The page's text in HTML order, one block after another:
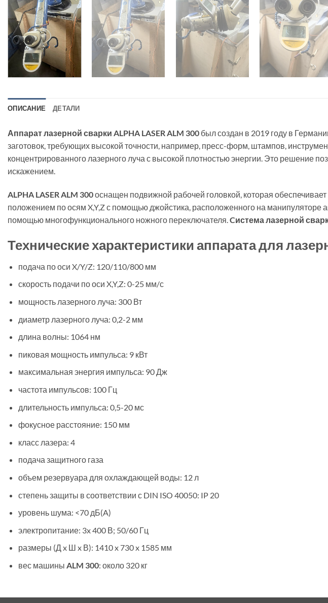
ОПИСАНИЕ ДЕТАЛИ
Аппарат лазерной сварки ALPHA LASER ALM 300 был создан в 2019 году в
заготовок, требующих высокой точности, например, пресс-форм, штампов,
концентрированного лазерного луча с высокой плотностью энергии. Это
искажением.
ALPHA LASER ALM 300оснащен подвижной рабочей головкой, которая
положением по осям X,Y,Z с помощью джойстика, расположенного на
помощью многофункционального ножного переключателя.Cистема лазерной
Технические характеристики аппарата для
подача по оси X/Y/Z: 120/110/800 мм
скорость подачи по оси X,Y,Z: 0-25 мм/с
мощность лазерного луча: 300 Вт
диаметр лазерного луча: 0,2-2 мм
длина волны: 1064 нм
пиковая мощность импульса: 9 кВт
максимальная энергия импульса: 90 Дж
частота импульсов: 100 Гц
длительность импульса: 0,5-20 мс
фокусное расстояние: 150 мм
класс лазера: 4
подача защитного газа
объем резервуара для охлаждающей воды: 12 л
степень защиты в соответствии с DIN ISO 40050: IP 20
уровень шума: <70 дБ(A)
электропитание: 3x 400 В; 50/60 Гц
размеры (Д x Ш x В): 1410 x 730 x 1585 мм
вес машины ALM 300: около 320 кг